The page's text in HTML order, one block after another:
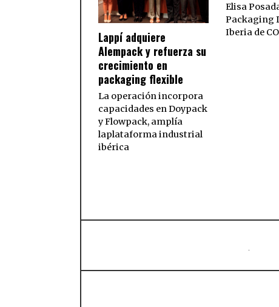
Lappí adquiere
Alempack y refuerza su
crecimiento en
packaging flexible
La operación incorpora
capacidades en Doypack
y Flowpack, amplía
laplataforma industrial
ibérica
Elisa
Packaging
Iberia de